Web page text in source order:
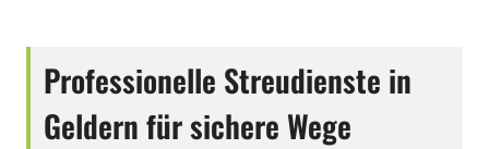
Professionelle Streudienste in
Geldern für sichere Wege